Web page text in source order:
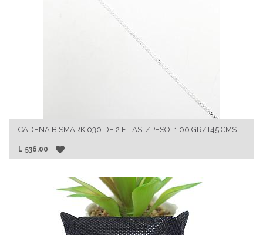
CADENA BISMARK 030 DE 2 FILAS ./PESO: 1.00 GR/T45 CMS
L 536.00